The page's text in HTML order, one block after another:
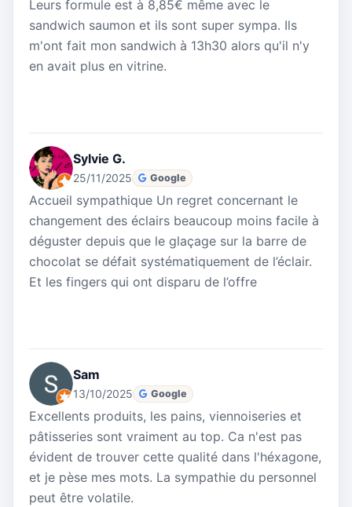
Leurs formule est à 8,85€ même avec le
sandwich saumon et ils sont super sympa. Ils
m'ont fait mon sandwich à 13h30 alors qu'il n'y
en avait plus en vitrine.
Sylvie G.
25/11/2025 Google
Accueil sympathique Un regret concernant le
changement des éclairs beaucoup moins facile à
déguster depuis que le glaçage sur la barre de
chocolat se défait systématiquement de l’éclair.
Et les fingers qui ont disparu de l’offre
Sam
13/10/2025 Google
Excellents produits, les pains, viennoiseries et
pâtisseries sont vraiment au top. Ca n'est pas
évident de trouver cette qualité dans l'héxagone,
et je pèse mes mots. La sympathie du personnel
peut être volatile.